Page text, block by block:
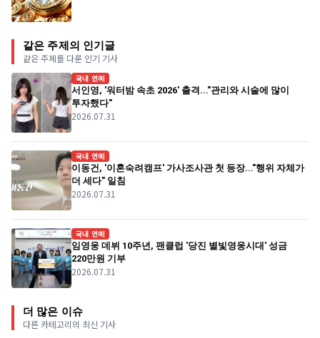
같은 주제의 인기글
같은 주제를 다룬 인기 기사
국내 연예
서인영, '워터밤 속초 2026' 출격..."관리와 시술에 많이
투자했다"
2026.07.31
국내 연예
이동건, '이혼숙려캠프' 가사조사관 첫 등장..."행위 자체가
더 세다" 일침
2026.07.31
국내 연예
임영웅 데뷔 10주년, 팬클럽 '당진 별빛영웅시대' 성금
220만원 기부
2026.07.31
더 많은 이슈
다른 카테고리의 최신 기사